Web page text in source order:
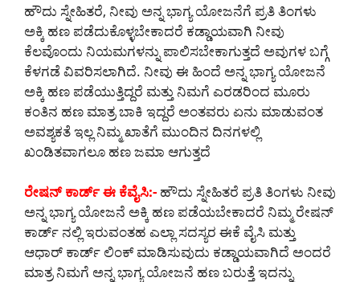
ಹೌದು ಸ್ನೇಹಿತರೆ, ನೀವು ಅನ್ನ ಭಾಗ್ಯ ಯೋಜನೆಗೆ ಪ್ರತಿ ತಿಂಗಳು
ಅಕ್ಕಿ ಹಣ ಪಡೆದುಕೊಳ್ಳಬೇಕಾದರೆ ಕಡ್ಡಾಯವಾಗಿ ನೀವು
ಕೆಲವೊಂದು ನಿಯಮಗಳನ್ನು ಪಾಲಿಸಬೇಕಾಗುತ್ತದೆ ಅವುಗಳ ಬಗ್ಗೆ
ಕೆಳಗಡೆ ವಿವರಿಸಲಾಗಿದೆ. ನೀವು ಈ ಹಿಂದೆ ಅನ್ನ ಭಾಗ್ಯ ಯೋಜನೆ
ಅಕ್ಕಿ ಹಣ ಪಡೆಯುತ್ತಿದ್ದರೆ ಮತ್ತು ನಿಮಗೆ ಎರಡರಿಂದ ಮೂರು
ಕಂತಿನ ಹಣ ಮಾತ್ರ ಬಾಕಿ ಇದ್ದರೆ ಅಂತವರು ಏನು ಮಾಡುವಂತ
ಅವಶ್ಯಕತೆ ಇಲ್ಲ ನಿಮ್ಮ ಖಾತೆಗೆ ಮುಂದಿನ ದಿನಗಳಲ್ಲಿ
ಖಂಡಿತವಾಗಲೂ ಹಣ ಜಮಾ ಆಗುತ್ತದೆ
ರೇಷನ್ ಕಾರ್ಡ್ ಈ ಕೆವೈಸಿ:- ಹೌದು ಸ್ನೇಹಿತರೆ ಪ್ರತಿ ತಿಂಗಳು ನೀವು
ಅನ್ನ ಭಾಗ್ಯ ಯೋಜನೆ ಅಕ್ಕಿ ಹಣ ಪಡೆಯಬೇಕಾದರೆ ನಿಮ್ಮ ರೇಷನ್
ಕಾರ್ಡ್ ನಲ್ಲಿ ಇರುವಂತಹ ಎಲ್ಲಾ ಸದಸ್ಯರ ಈಕೆ ವೈಸಿ ಮತ್ತು
ಆಧಾರ್ ಕಾರ್ಡ್ ಲಿಂಕ್ ಮಾಡಿಸುವುದು ಕಡ್ಡಾಯವಾಗಿದೆ ಅಂದರೆ
ಮಾತ್ರ ನಿಮಗೆ ಅನ್ನ ಭಾಗ್ಯ ಯೋಜನೆ ಹಣ ಬರುತ್ತೆ ಇದನ್ನು